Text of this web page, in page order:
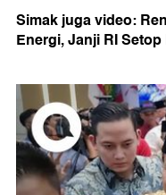
Simak juga video:
Energi, Janji RI